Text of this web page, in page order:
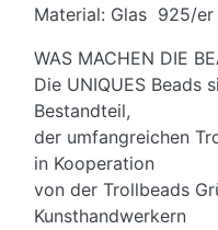
Material: Glas 925/er
WAS MACHEN DIE
Die UNIQUES Beads
Bestandteil,
der umfangreichen
in Kooperation
von der Trollbeads
Kunsthandwerkern